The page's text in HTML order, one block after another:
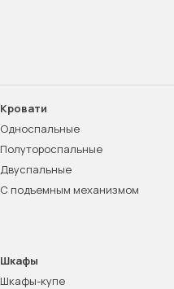
Кровати
Односпальные
Полутороспальные
Двуспальные
С подъемным механизмом
Шкафы
Шкафы-купе